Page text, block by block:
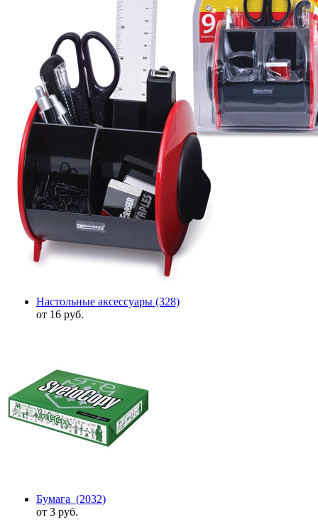
Настольные аксессуары (328)
от 16 руб.
Бумага (2032)
от 3 руб.